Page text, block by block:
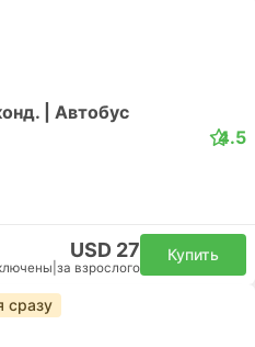
| Автобус
4.5
USD 27
за взрослого
Купить
сразу